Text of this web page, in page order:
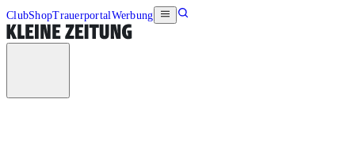
ClubShopTrauerportalWerbung